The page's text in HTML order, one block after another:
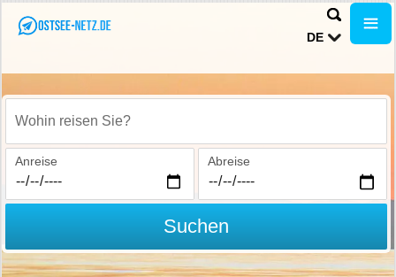
DE
Wohin reisen Sie?
Anreise Abreise
Suchen